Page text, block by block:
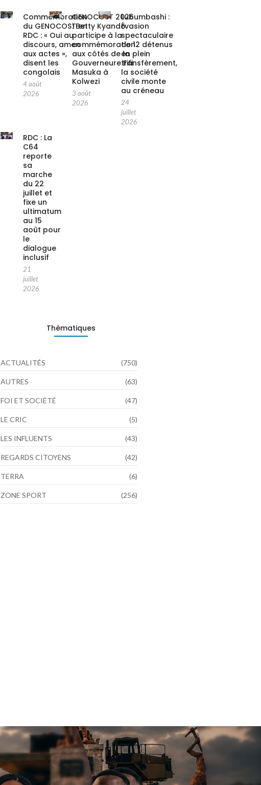
Commémoration
du GENOCOST en
RDC : « Oui au
discours, amen
aux actes »,
disent les
congolais
4 août
2026
GENOCOST 2026
: Betty Kyando
participe à la
commémoration
aux côtés de la
Gouverneure Fifi
Masuka à
Kolwezi
3 août
2026
Lubumbashi :
Évasion
spectaculaire
de 12 détenus
en plein
transfèrement,
la société
civile monte
au créneau
24
juillet
2026
RDC : La
C64
reporte
sa
marche
du 22
juillet et
fixe un
ultimatum
au 15
août pour
le
dialogue
inclusif
21
juillet
2026
Thématiques
ACTUALITÉS (750)
AUTRES (63)
FOI ET SOCIÉTÉ (47)
LE CRIC (5)
LES INFLUENTS (43)
REGARDS CITOYENS (42)
TERRA (6)
ZONE SPORT (256)